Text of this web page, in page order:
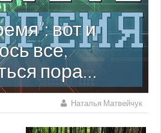
вот и
все,
пора…
Наталья Матвейчук